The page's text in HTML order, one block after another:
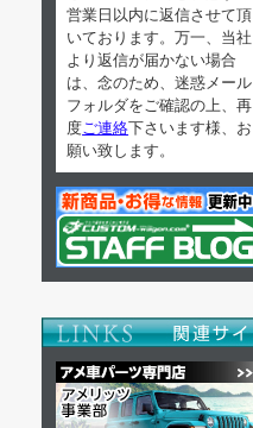
営業日以内に返信させて頂
いております。万一、当社
より返信が届かない場合
は、念のため、迷惑メール
フォルダをご確認の上、再
度 ご連絡下さいます様、お
願い致します。